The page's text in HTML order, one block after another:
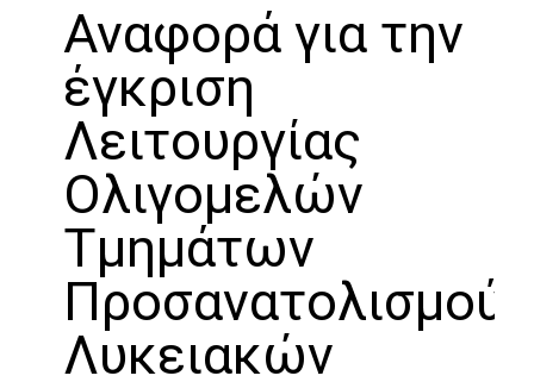
Αναφορά για την
έγκριση
Λειτουργίας
Ολιγομελών
Τμημάτων
Προσανατολισμού
Λυκειακών